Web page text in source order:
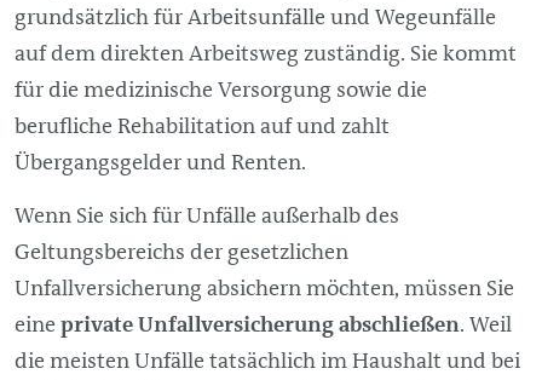
grundsätzlich für Arbeitsunfälle und Wegeunfälle
auf dem direkten Arbeitsweg zuständig. Sie kommt
für die medizinische Versorgung sowie die
berufliche Rehabilitation auf und zahlt
Übergangsgelder und Renten.
Wenn Sie sich für Unfälle außerhalb des
Geltungsbereichs der gesetzlichen
Unfallversicherung absichern möchten, müssen Sie
eine private Unfallversicherung abschließen. Weil
die meisten Unfälle tatsächlich im Haushalt und bei